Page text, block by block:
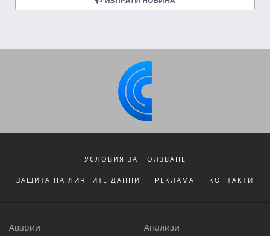
УСЛОВИЯ ЗА ПОЛЗВАНЕ
ЗАЩИТА НА ЛИЧНИТЕ ДАННИ РЕКЛАМА КОНТАКТИ
Аварии
Анализи